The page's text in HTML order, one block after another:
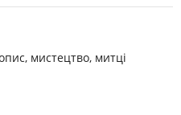
мистецтво, митці